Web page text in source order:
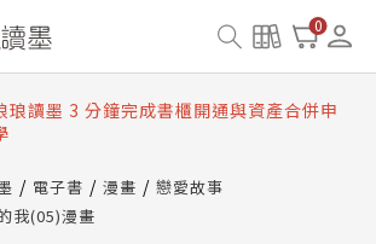
0
琅讀墨數位閱讀資產合併與書櫃開通申請
琅讀墨書櫃開通常見問題
琅讀墨 3 分鐘完成書櫃開通與資產合併申
琅讀墨數位閱讀資產合併與書櫃開通申請
電子書 漫畫
戀愛故事
我(05)漫畫